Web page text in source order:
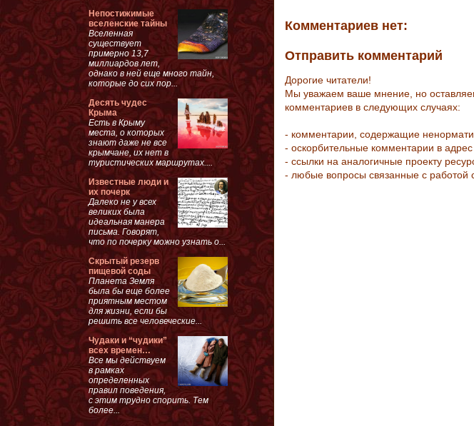
Комментариев нет:
Отправить комментарий
Дорогие читатели!
Мы уважаем ваше мнение, но
комментариев в следующих случаях:
- комментарии, содержащие
- оскорбительные комментарии в адрес
- ссылки на аналогичные проекту
- любые вопросы связанные с работой
Непостижимые
вселенские тайны
Вселенная
существует
примерно 13,7
миллиардов лет,
однако в ней еще много тайн,
которые до сих пор...
Десять чудес
Крыма
Есть в Крыму
места, о которых
знают даже не все
крымчане, их нет в
туристических маршрутах....
Известные люди и
их почерк
Далеко не у всех
великих была
идеальная манера
письма. Говорят,
что по почерку можно узнать о...
Скрытый резерв
пищевой соды
Планета Земля
была бы еще более
приятным местом
для жизни, если бы
решить все человеческие...
Чудаки и “чудики”
всех времен…
Все мы действуем
в рамках
определенных
правил поведения,
с этим трудно спорить. Тем
более...